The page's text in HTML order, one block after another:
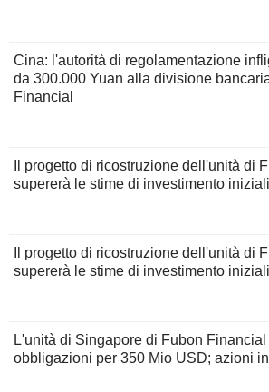
Cina: l'autorità di regolamentazione
da 300.000 Yuan alla divisione
Financial
Il progetto di ricostruzione dell'unità di
supererà le stime di investimento iniziali
Il progetto di ricostruzione dell'unità di
supererà le stime di investimento iniziali
L'unità di Singapore di Fubon
obbligazioni per 350 Mio USD; azioni